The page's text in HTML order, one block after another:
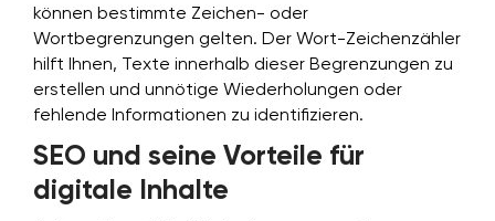
können bestimmte Zeichen- oder
Wortbegrenzungen gelten. Der Wort-Zeichenzähler
hilft Ihnen, Texte innerhalb dieser Begrenzungen zu
erstellen und unnötige Wiederholungen oder
fehlende Informationen zu identifizieren.
SEO und seine Vorteile für
digitale Inhalte